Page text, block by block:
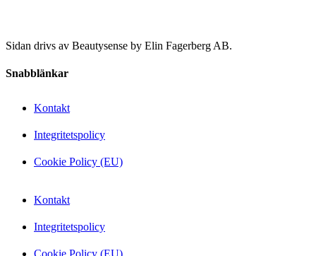
Sidan drivs av Beautysense by Elin Fagerberg AB.
Snabblänkar
Kontakt
Integritetspolicy
Cookie Policy (EU)
Kontakt
Integritetspolicy
Cookie Policy (EU)